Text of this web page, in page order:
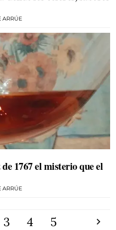
ARRÚE
1767 el misterio que el
ARRÚE
3 4 5